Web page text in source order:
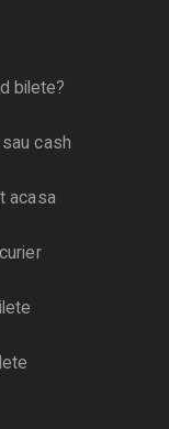
bilete?
cash
acasa